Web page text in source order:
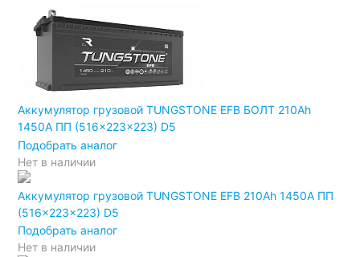
Аккумулятор грузовой TUNGSTONE EFB БОЛТ 210Ah
1450A ПП (516x223x223) D5
Подобрать аналог
Нет в наличии
Аккумулятор грузовой TUNGSTONE EFB 210Ah 1450A ПП
(516x223x223) D5
Подобрать аналог
Нет в наличии